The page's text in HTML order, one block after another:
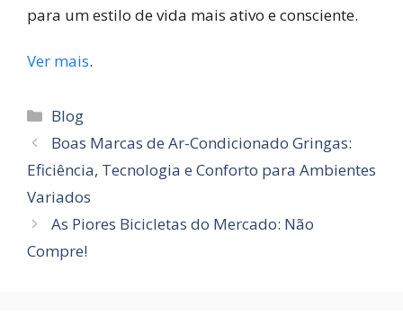
para um estilo de vida mais ativo e consciente.
Ver mais.
Categories
Blog
Boas Marcas de Ar-Condicionado Gringas:
Eficiência, Tecnologia e Conforto para Ambientes
Variados
As Piores Bicicletas do Mercado: Não
Compre!